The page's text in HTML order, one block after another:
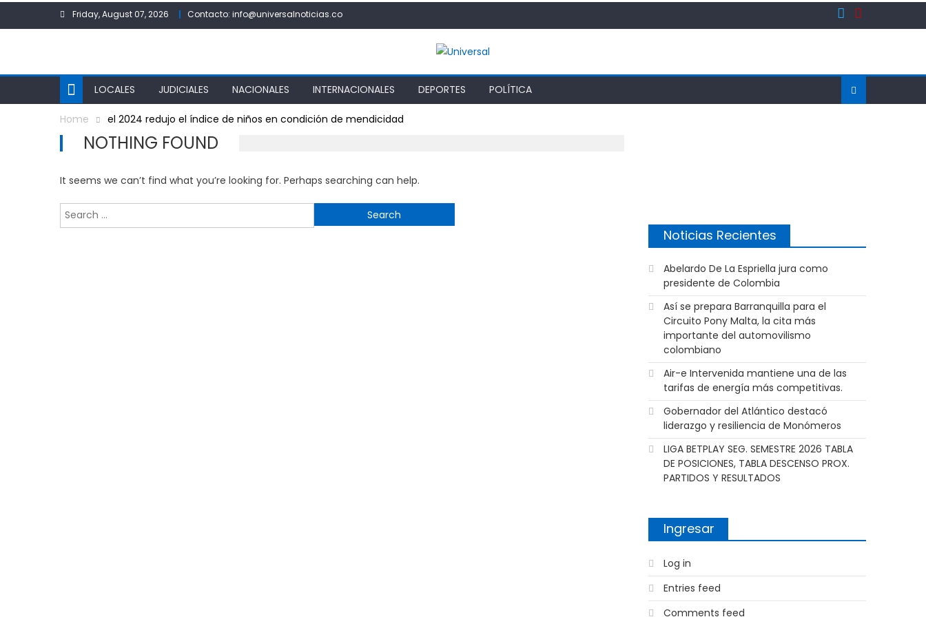
Friday, August 07, 2026 Contacto: info@universalnoticias.co
LOCALES JUDICIALES NACIONALES INTERNACIONALES DEPORTES POLÍTICA
Home el 2024 redujo el índice de niños en condición de mendicidad
NOTHING FOUND
It seems we can’t find what you’re looking for. Perhaps searching can help.
for:
Noticias Recientes
Abelardo De La Espriella jura como
presidente de Colombia
Así se prepara Barranquilla para el
Circuito Pony Malta, la cita más
importante del automovilismo
colombiano
Air-e Intervenida mantiene una de las
tarifas de energía más competitivas.
Gobernador del Atlántico destacó
liderazgo y resiliencia de Monómeros
LIGA BETPLAY SEG. SEMESTRE 2026 TABLA
DE POSICIONES, TABLA DESCENSO PROX.
PARTIDOS Y RESULTADOS
Ingresar
Log in
Entries feed
Comments feed